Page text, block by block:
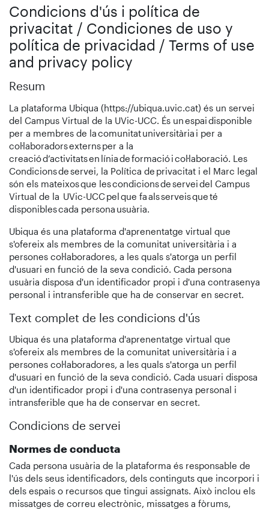
Condicions d'ús i política de
privacitat / Condiciones de uso y
política de privacidad / Terms of use
and privacy policy
Resum
La plataforma Ubiqua (https://ubiqua.uvic.cat) és un servei
del Campus Virtual de la UVic-UCC. És un espai disponible
per a membres de la comunitat universitària i per a
col·laboradors externs per a la
creació d’activitats en línia de formació i col·laboració. Les
Condicions de servei, la Política de privacitat i el Marc legal
són els mateixos que les condicions de servei del Campus
Virtual de la UVic-UCC pel que fa als serveis que té
disponibles cada persona usuària.
Ubiqua és una plataforma d'aprenentatge virtual que
s'ofereix als membres de la comunitat universitària i a
persones col·laboradores, a les quals s'atorga un perfil
d'usuari en funció de la seva condició. Cada persona
usuària disposa d'un identificador propi i d'una contrasenya
personal i intransferible que ha de conservar en secret.
Text complet de les condicions d'ús
Ubiqua és una plataforma d'aprenentatge virtual que
s'ofereix als membres de la comunitat universitària i a
persones col·laboradores, a les quals s'atorga un perfil
d'usuari en funció de la seva condició. Cada usuari disposa
d'un identificador propi i d'una contrasenya personal i
intransferible que ha de conservar en secret.
Condicions de servei
Normes de conducta
Cada persona usuària de la plataforma és responsable de
l'ús dels seus identificadors, dels continguts que incorpori i
dels espais o recursos que tingui assignats. Això inclou els
missatges de correu electrònic, missatges a fòrums,